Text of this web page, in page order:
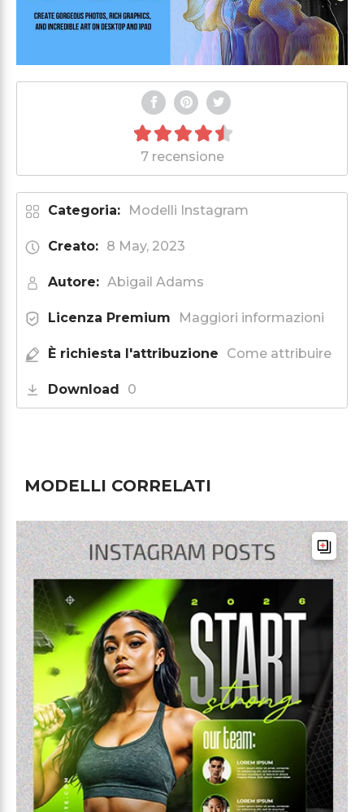
7 recensione
Categoria: Modelli Instagram
Creato: 8 May, 2023
Autore: Abigail Adams
Licenza Premium Maggiori informazioni
È richiesta l'attribuzione Come attribuire
Download 0
MODELLI CORRELATI